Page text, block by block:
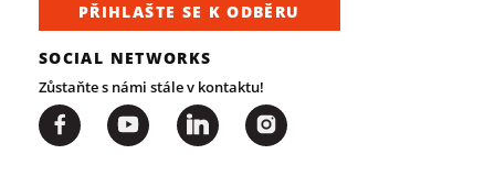
PŘIHLAŠTE SE K ODBĚRU
SOCIAL NETWORKS
Zůstaňte s námi stále v kontaktu!